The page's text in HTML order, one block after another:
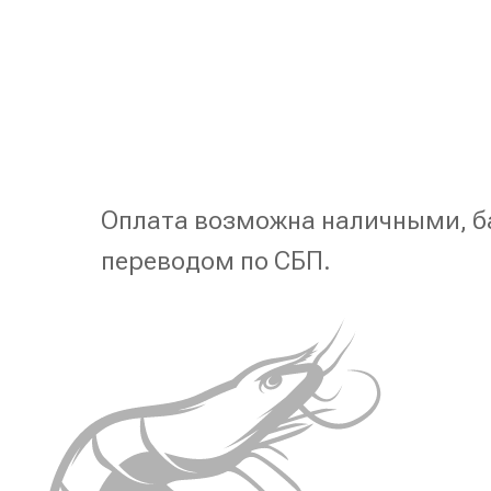
Оплата возможна наличными,
переводом по СБП.